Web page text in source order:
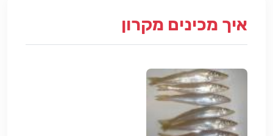
איך מכינים מקרון